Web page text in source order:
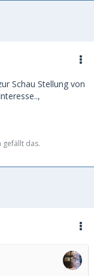
Schau Stellung von
gefällt das.